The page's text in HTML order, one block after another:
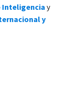
Inteligenciay
y